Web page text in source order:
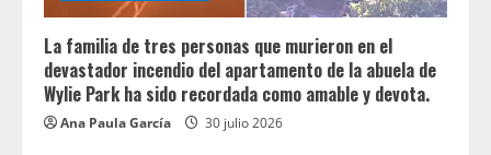
La familia de tres personas que murieron en el
devastador incendio del apartamento de la abuela de
Wylie Park ha sido recordada como amable y devota.
Ana Paula García 30 julio 2026